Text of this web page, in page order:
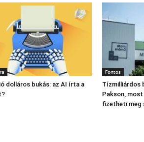
dolláros bukás: az AI írta a
Fontos
Tízmilliárdos
Pakson,
fizetheti meg